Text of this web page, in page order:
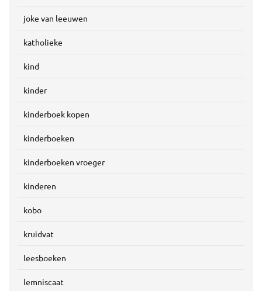
joke van leeuwen
katholieke
kind
kinder
kinderboek kopen
kinderboeken
kinderboeken vroeger
kinderen
kobo
kruidvat
leesboeken
lemniscaat